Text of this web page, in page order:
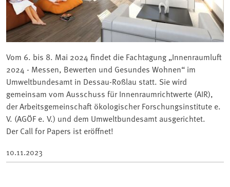
Vom 6. bis 8. Mai 2024 findet die Fachtagung „Innenraumluft
2024 - Messen, Bewerten und Gesundes Wohnen“ im
Umweltbundesamt in Dessau-Roßlau statt. Sie wird
gemeinsam vom Ausschuss für Innenraumrichtwerte (AIR),
der Arbeitsgemeinschaft ökologischer Forschungsinstitute e.
V. (AGÖF e. V.) und dem Umweltbundesamt ausgerichtet.
Der Call for Papers ist eröffnet!
10.11.2023